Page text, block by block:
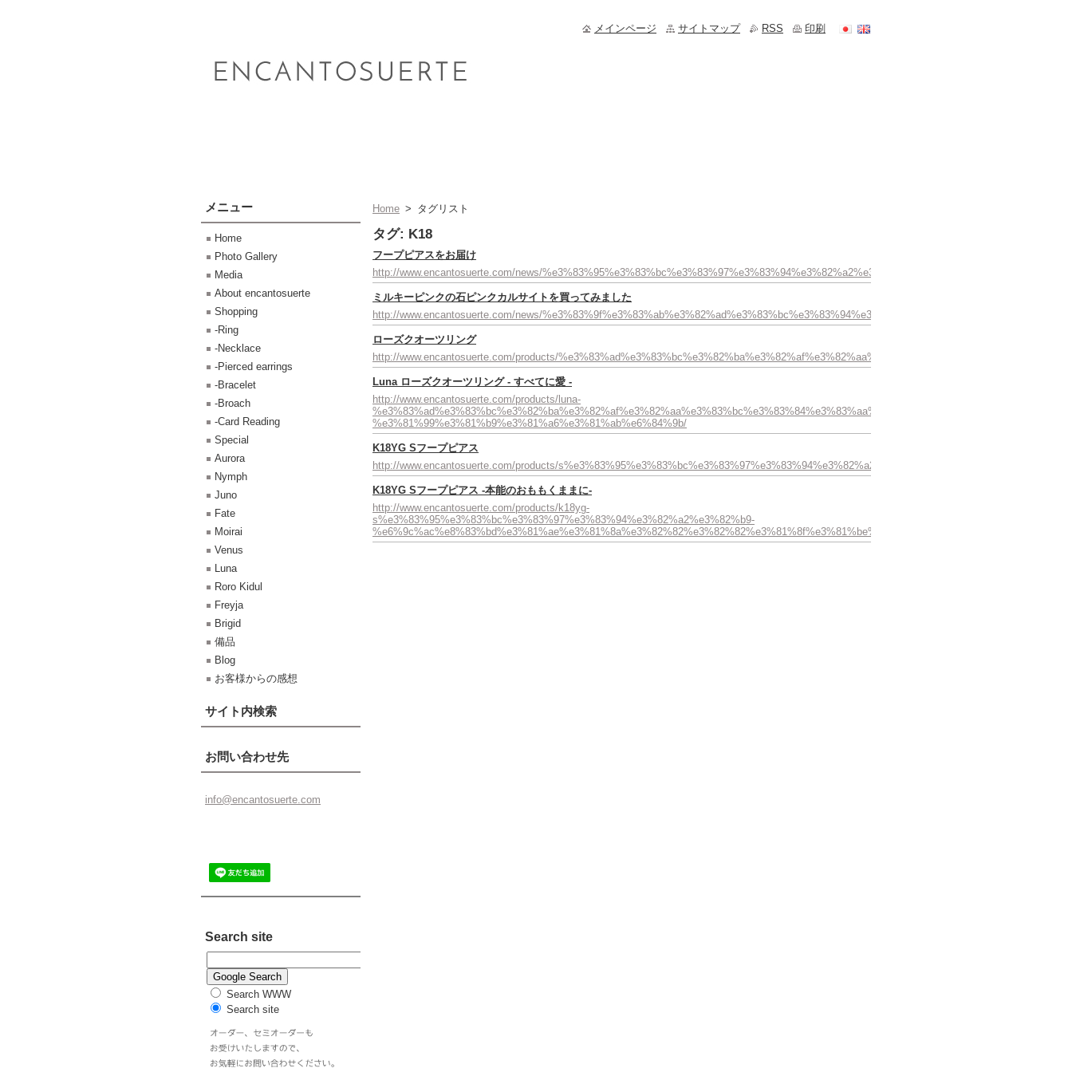
Home > タグリスト
タグ: K18
フープピアスをお届け
http://www.encantosuerte.com/news/
ミルキーピンクの石ピンクカルサイトを買ってみました
http://www.encantosuerte.com/news/
ローズクオーツリング
http://www.encantosuerte.com/products/
Luna ローズクオーツリング - すべてに愛 -
http://www.encantosuerte.com/products/luna-
%e3%83%ad%e3%83%bc%e3%82%ba%e3%82%af%e3%82%aa%e3%83%bc%e3%83%84%e3%83%aa%e3%83%b3%e3%82%b0-
%e3%81%99%e3%81%b9%e3%81%a6%e3%81%ab%e6%84%9b/
K18YG Sフープピアス
http://www.encantosuerte.com/products/s%e3%83%95%e3%83%bc%e3%83%97%e3%83%94%e3%82%a2%e3%82%b9/
K18YG Sフープピアス -本能のおももくままに-
http://www.encantosuerte.com/products/k18yg-
s%e3%83%95%e3%83%bc%e3%83%97%e3%83%94%e3%82%a2%e3%82%b9-
%e6%9c%ac%e8%83%bd%e3%81%ae%e3%81%8a%e3%82%82%e3%82%82%e3%81%8f%e3%81%be%e3%81%be%e3%81%ab/
メニュー
Home
Photo Gallery
Media
About encantosuerte
Shopping
-Ring
-Necklace
-Pierced earrings
-Bracelet
-Broach
-Card Reading
Special
Aurora
Nymph
Juno
Fate
Moirai
Venus
Luna
Roro Kidul
Freyja
Brigid
備品
Blog
お客様からの感想
サイト内検索
お問い合わせ先
info@encantosuerte.com
Search site
Search WWW
Search site
メインページ サイトマップ RSS 印刷